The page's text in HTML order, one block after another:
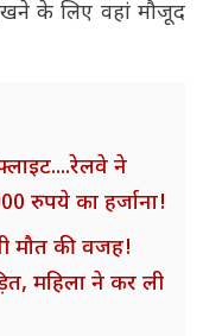
के लिए वहां मौजूद
ने
रुपये का हर्जाना!
मौत की वजह!
महिला ने कर ली